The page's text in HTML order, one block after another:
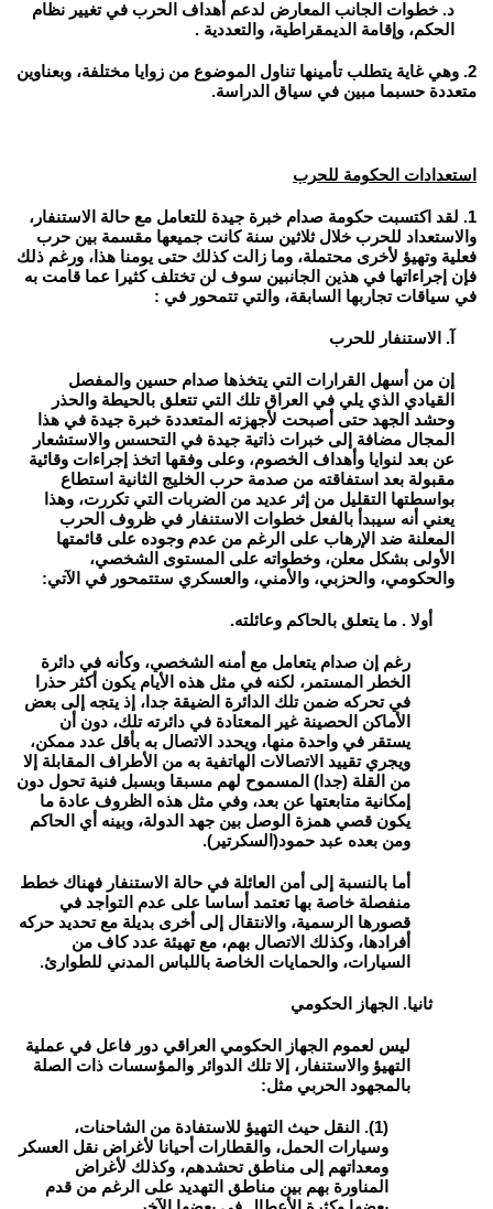
د. خطوات الجانب المعارض لدعم أهداف الحرب في تغيير نظام
الحكم، وإقامة الديمقراطية، والتعددية .
2. وهي غاية يتطلب تأمينها تناول الموضوع من زوايا مختلفة، وبعناوين
متعددة حسبما مبين في سياق الدراسة.
استعدادات الحكومة للحرب
1. لقد اكتسبت حكومة صدام خبرة جيدة للتعامل مع حالة الاستنفار،
والاستعداد للحرب خلال ثلاثين سنة كانت جميعها مقسمة بين حرب
فعلية وتهيؤ لأخرى محتملة، وما زالت كذلك حتى يومنا هذا، ورغم ذلك
فإن إجراءاتها في هذين الجانبين سوف لن تختلف كثيرا عما قامت به
في سياقات تجاربها السابقة، والتي تتمحور في :
آ. الاستنفار للحرب
إن من أسهل القرارات التي يتخذها صدام حسين والمفصل
القيادي الذي يلي في العراق تلك التي تتعلق بالحيطة والحذر
وحشد الجهد حتى أصبحت لأجهزته المتعددة خبرة جيدة في هذا
المجال مضافة إلى خبرات ذاتية جيدة في التحسس والاستشعار
عن بعد لنوايا وأهداف الخصوم، وعلى وفقها اتخذ إجراءات وقائية
مقبولة بعد استفاقته من صدمة حرب الخليج الثانية استطاع
بواسطتها التقليل من إثر عديد من الضربات التي تكررت، وهذا
يعني أنه سيبدأ بالفعل خطوات الاستنفار في ظروف الحرب
المعلنة ضد الإرهاب على الرغم من عدم وجوده على قائمتها
الأولى بشكل معلن، وخطواته على المستوى الشخصي،
والحكومي، والحزبي، والأمني، والعسكري ستتمحور في الآتي:
أولا . ما يتعلق بالحاكم وعائلته.
رغم إن صدام يتعامل مع أمنه الشخصي، وكأنه في دائرة
الخطر المستمر، لكنه في مثل هذه الأيام يكون أكثر حذرا
في تحركه ضمن تلك الدائرة الضيقة جدا، إذ يتجه إلى بعض
الأماكن الحصينة غير المعتادة في دائرته تلك، دون أن
يستقر في واحدة منها، ويحدد الاتصال به بأقل عدد ممكن،
ويجري تقييد الاتصالات الهاتفية به من الأطراف المقابلة إلا
من القلة (جدا) المسموح لهم مسبقا وبسبل فنية تحول دون
إمكانية متابعتها عن بعد، وفي مثل هذه الظروف عادة ما
يكون قصي همزة الوصل بين جهد الدولة، وبينه أي الحاكم
ومن بعده عبد حمود(السكرتير).
أما بالنسبة إلى أمن العائلة في حالة الاستنفار فهناك خطط
منفصلة خاصة بها تعتمد أساسا على عدم التواجد في
قصورها الرسمية، والانتقال إلى أخرى بديلة مع تحديد حركه
أفرادها، وكذلك الاتصال بهم، مع تهيئة عدد كاف من
السيارات، والحمايات الخاصة باللباس المدني للطوارئ.
ثانيا. الجهاز الحكومي
ليس لعموم الجهاز الحكومي العراقي دور فاعل في عملية
التهيؤ والاستنفار، إلا تلك الدوائر والمؤسسات ذات الصلة
بالمجهود الحربي مثل:
(1). النقل حيث التهيؤ للاستفادة من الشاحنات،
وسيارات الحمل، والقطارات أحيانا لأغراض نقل العسكر
ومعداتهم إلى مناطق تحشدهم، وكذلك لأغراض
المناورة بهم بين مناطق التهديد على الرغم من قدم